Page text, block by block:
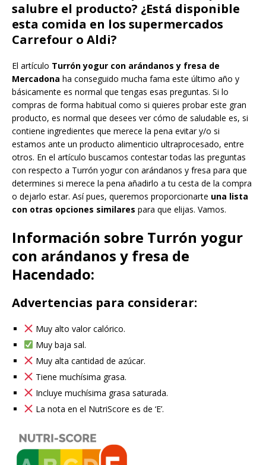
salubre el producto? ¿Está disponible
esta comida en los supermercados
Carrefour o Aldi?
El artículo Turrón yogur con arándanos y fresa de
Mercadona ha conseguido mucha fama este último año y
básicamente es normal que tengas esas preguntas. Si lo
compras de forma habitual como si quieres probar este gran
producto, es normal que desees ver cómo de saludable es, si
contiene ingredientes que merece la pena evitar y/o si
estamos ante un producto alimenticio ultraprocesado, entre
otros. En el artículo buscamos contestar todas las preguntas
con respecto a Turrón yogur con arándanos y fresa para que
determines si merece la pena añadirlo a tu cesta de la compra
o dejarlo estar. Así pues, queremos proporcionarte una lista
con otras opciones similares para que elijas. Vamos.
Información sobre Turrón yogur
con arándanos y fresa de
Hacendado:
Advertencias para considerar:
Muy alto valor calórico.
Muy baja sal.
Muy alta cantidad de azúcar.
Tiene muchísima grasa.
Incluye muchísima grasa saturada.
La nota en el NutriScore es de ‘E’.